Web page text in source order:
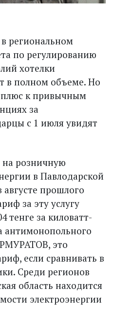
региональном
по регулированию
хотелки
в полном объеме. Но
к привычным
за
с 1 июля увидят
на розничную
в Павлодарской
прошлого
за эту услугу
тенге за киловатт-
антимонопольного
это
если сравнивать в
Среди регионов
область находится
электроэнергии